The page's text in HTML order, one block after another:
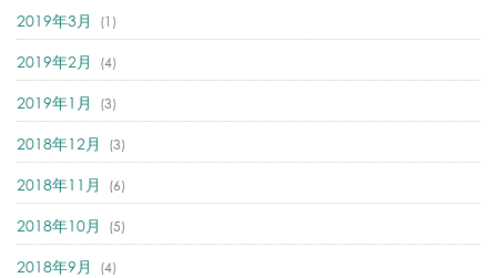
2019年3月 (1)
2019年2月 (4)
2019年1月 (3)
2018年12月 (3)
2018年11月 (6)
2018年10月 (5)
2018年9月 (4)